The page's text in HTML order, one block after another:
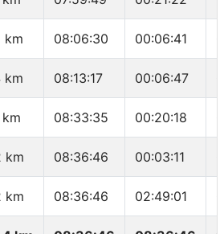
km 08:06:30 00:06:41
km 08:13:17 00:06:47
km 08:33:35 00:20:18
km 08:36:46 00:03:11
km 08:36:46 02:49:01